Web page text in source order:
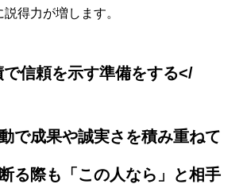
得力が増します。
で信頼を示す準備をする</
で成果や誠実さを積み重ねて
る際も「この人なら」と相手